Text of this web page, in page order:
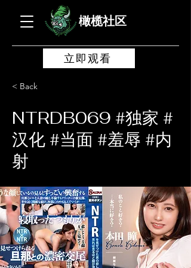
橄榄社区
立即观看
< Back
NTRDB069 #独家 #
汉化 #当面 #羞辱 #内
射